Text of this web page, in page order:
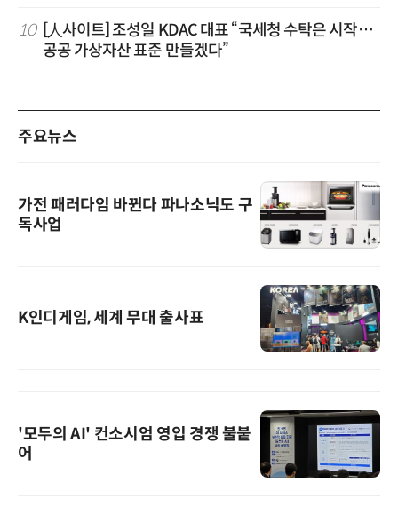
10
[人사이트] 조성일 KDAC 대표 “국세청 수탁은 시작…
공공 가상자산 표준 만들겠다”
주요뉴스
가전 패러다임 바뀐다 파나소닉도 구
독사업
K인디게임, 세계 무대 출사표
'모두의 AI' 컨소시엄 영입 경쟁 불붙
어